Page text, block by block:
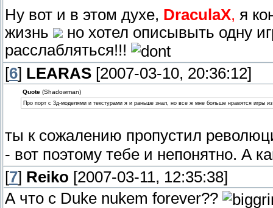
Ну вот и в этом духе, DraculaX, я
жизнь
но хотел описывыть одну
расслабляться!!!
[6] LEARAS [2007-03-10, 20:36:12]
Quote(Shadowman)
Про порт с 3д-моделями и текстурами я и раньше знал, но все ж мне больше нравятся игры
ты к сожалению пропустил
- вот поэтому тебе и непонятно. А
[7] Reiko [2007-03-11, 12:35:38]
А что с Duke nukem forever??